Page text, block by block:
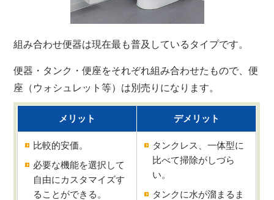
組み合わせ便器は現在最も普及しているタイプです。
便器・タンク・便座をそれぞれ組み合わせたもので、便
座（ウォシュレット等）は別売りになります。
メリット デメリット
比較的安価。
必要な機能を選択して
自由にカスタマイズす
ることができる。
タンクレス、一体型に
比べて掃除がしづら
い。
タンクに水が溜まるま